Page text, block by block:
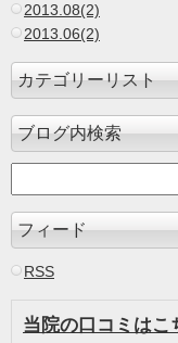
2013.08(2)
2013.06(2)
カテゴリーリスト
ブログ内検索
フィード
RSS
当院の口コミはこ